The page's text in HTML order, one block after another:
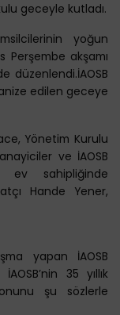
geceyle kutladı.
yoğun
Perşembe akşamı
düzenlendi.İAOSB
edilen geceye
Yönetim Kurulu
ve İAOSB
ev sahipliğinde
Hande Yener,
yapan İAOSB
35 yıllık
şu sözlerle